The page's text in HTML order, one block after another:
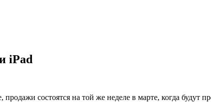
iPad
состоятся на той же неделе в марте, когда будут